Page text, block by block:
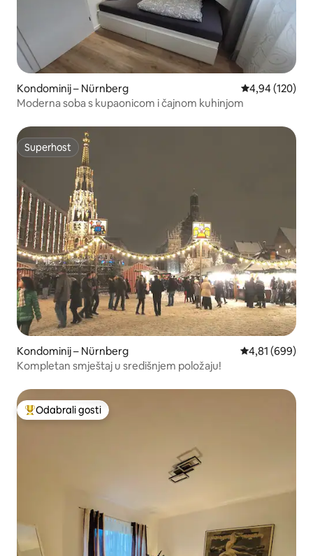
Kondominij – Nürnberg Prosječna
4,94 (120)
Moderna soba s kupaonicom i čajnom kuhinjom
Superhost
Superhost
Kondominij – Nürnberg Prosječna
4,81 (699)
Kompletan smještaj u središnjem položaju!
Među najviše rangiranima s oznakom „Odabrali gosti”
Odabrali gosti